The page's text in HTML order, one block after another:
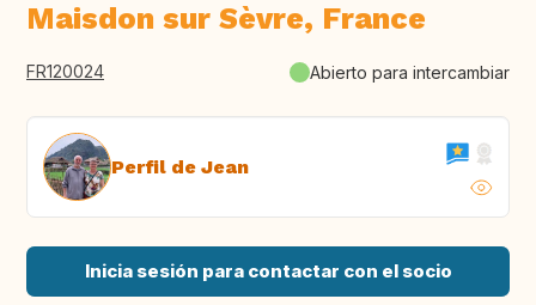
Maisdon sur Sèvre, France
FR120024 Abierto para intercambiar
Perfil de Jean
Inicia sesión para contactar con el socio